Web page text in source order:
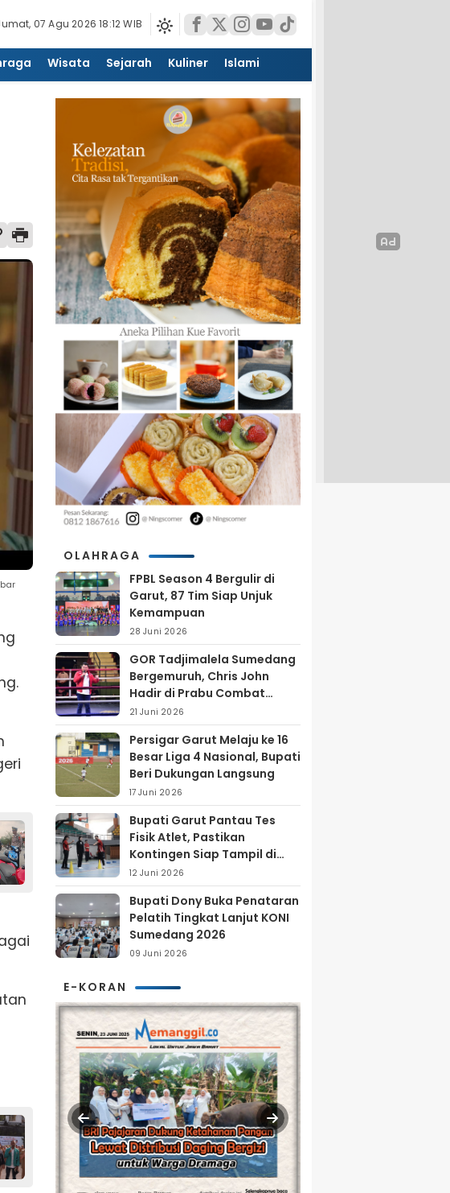
07 Agu 2026 18:12 WIB
Wisata Sejarah Kuliner Islami
OLAHRAGA
FPBL Season 4 Bergulir di
Garut, 87 Tim Siap Unjuk
Kemampuan
28 Juni 2026
GOR Tadjimalela Sumedang
Bergemuruh, Chris John
Hadir di Prabu Combat
Series 2026
21 Juni 2026
Persigar Garut Melaju ke 16
Besar Liga 4 Nasional, Bupati
Beri Dukungan Langsung
17 Juni 2026
Bupati Garut Pantau Tes
Fisik Atlet, Pastikan
Kontingen Siap Tampil di
Porprov 2026
12 Juni 2026
Bupati Dony Buka Penataran
Pelatih Tingkat Lanjut KONI
Sumedang 2026
09 Juni 2026
E-KORAN